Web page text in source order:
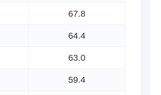
67.8
64.4
63.0
59.4